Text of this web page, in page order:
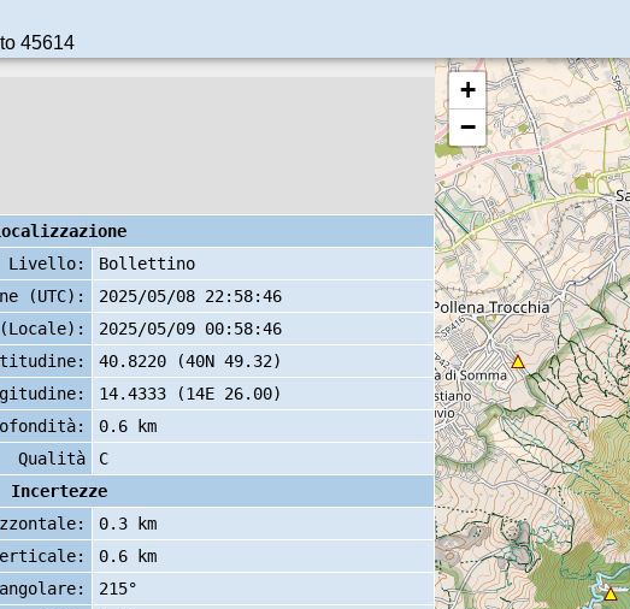
45614
Livello:
Bollettino
(UTC):
2025/05/08 22:58:46
2025/05/09 00:58:46
40.8220 (40N 49.32)
14.4333 (14E 26.00)
0.6 km
Qualità
C
Incertezze
0.3 km
0.6 km
215°
+
−